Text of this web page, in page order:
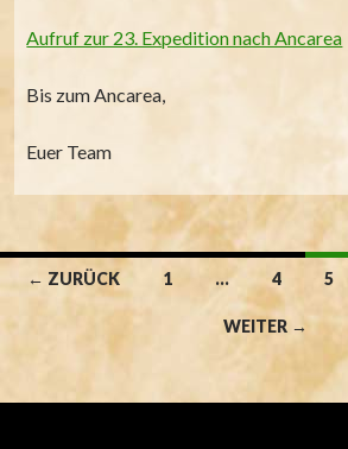
Aufruf zur 23. Expedition nach Ancarea
Bis zum Ancarea,
Euer Team
Beitragsnavigation
← ZURÜCK 1 … 4 5
WEITER →